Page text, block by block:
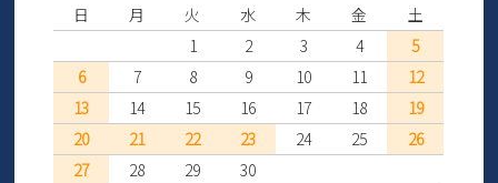
日 月 火 水 木 金
土
1
2 3 4
5
6
7 8 9 10 11
12
13
14 15 16 17 18
19
20
21 22 23 24 25
26
27
28 29 30